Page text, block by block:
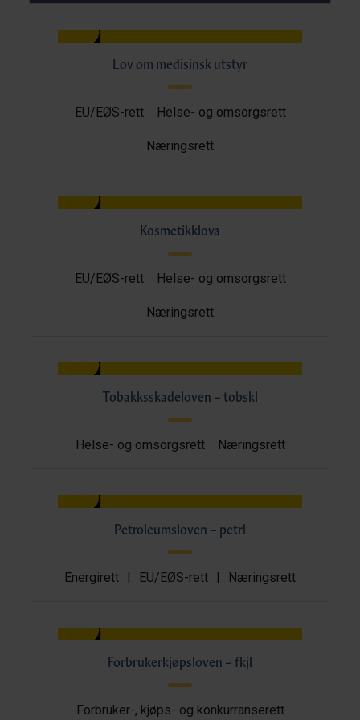
Lov om medisinsk utstyr
EU/EØS-rett Helse- og omsorgsrett
Næringsrett
Kosmetikklova
EU/EØS-rett Helse- og omsorgsrett
Næringsrett
Tobakksskadeloven – tobskl
Helse- og omsorgsrett Næringsrett
Petroleumsloven – petrl
Energirett | EU/EØS-rett | Næringsrett
Forbrukerkjøpsloven – fkjl
Forbruker-, kjøps- og konkurranserett